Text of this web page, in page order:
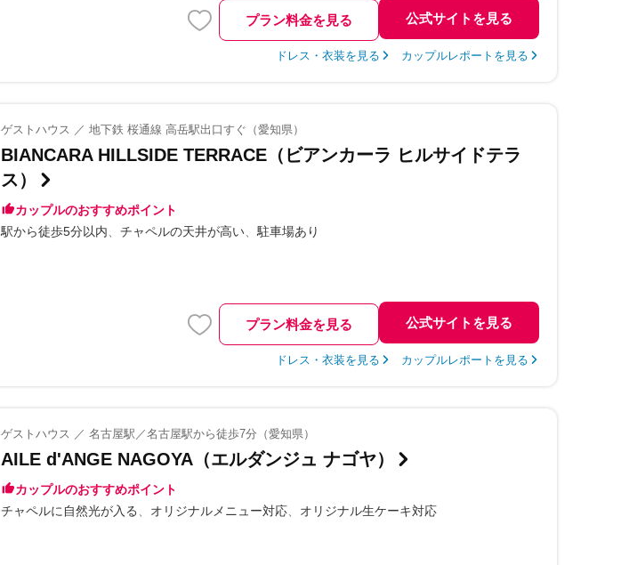
プラン料金を見る 公式サイトを見る
ドレス・衣装を見る カップルレポートを見る
ゲストハウス ／ 地下鉄 桜通線 高岳駅出口すぐ（愛知県）
BIANCARA HILLSIDE TERRACE（ビアンカーラ ヒルサイドテラ
ス）
カップルのおすすめポイント
駅から徒歩5分以内
チャペルの天井が高い 駐車場あり
プラン料金を見る 公式サイトを見る
ドレス・衣装を見る カップルレポートを見る
ゲストハウス ／ 名古屋駅／名古屋駅から徒歩7分（愛知県）
AILE d'ANGE NAGOYA（エルダンジュ ナゴヤ）
カップルのおすすめポイント
チャペルに自然光が入る
オリジナルメニュー対応 オリジナル生ケーキ対応